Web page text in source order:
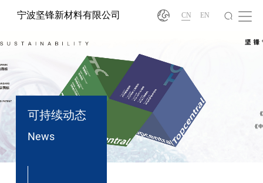
宁波坚锋新材料有限公司 CN EN
可持续动态
News